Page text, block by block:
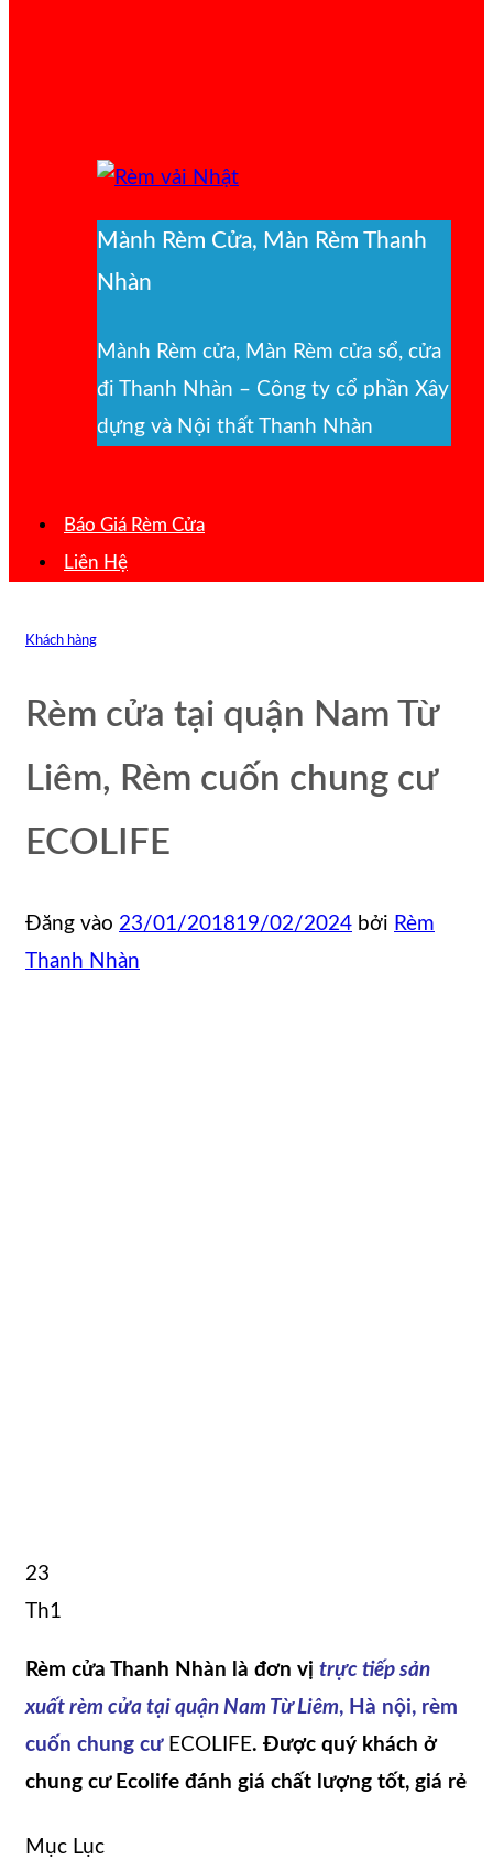
Mành Rèm Cửa, Màn Rèm Thanh
Nhàn
Mành Rèm cửa, Màn Rèm cửa sổ, cửa
đi Thanh Nhàn – Công ty cổ phần Xây
dựng và Nội thất Thanh Nhàn
Báo Giá Rèm Cửa
Liên Hệ
Khách hàng
Rèm cửa tại quận Nam Từ
Liêm, Rèm cuốn chung cư
ECOLIFE
Đăng vào 23/01/201819/02/2024 bởi Rèm
Thanh Nhàn
23
Th1
Rèm cửa Thanh Nhàn là đơn vị trực tiếp sản
xuất rèm cửa tại quận Nam Từ Liêm, Hà nội, rèm
cuốn chung cưECOLIFE. Được quý khách ở
chung cư Ecolife đánh giá chất lượng tốt, giá rẻ
Mục Lục